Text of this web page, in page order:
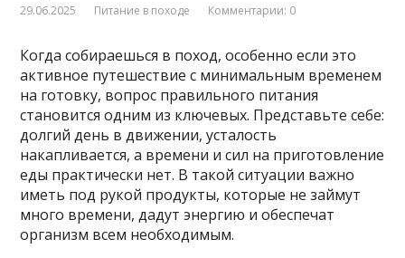
29.06.2025 Питание в походе Комментарии: 0
Когда собираешься в поход, особенно если это
активное путешествие с минимальным временем
на готовку, вопрос правильного питания
становится одним из ключевых. Представьте себе:
долгий день в движении, усталость
накапливается, а времени и сил на приготовление
еды практически нет. В такой ситуации важно
иметь под рукой продукты, которые не займут
много времени, дадут энергию и обеспечат
организм всем необходимым.